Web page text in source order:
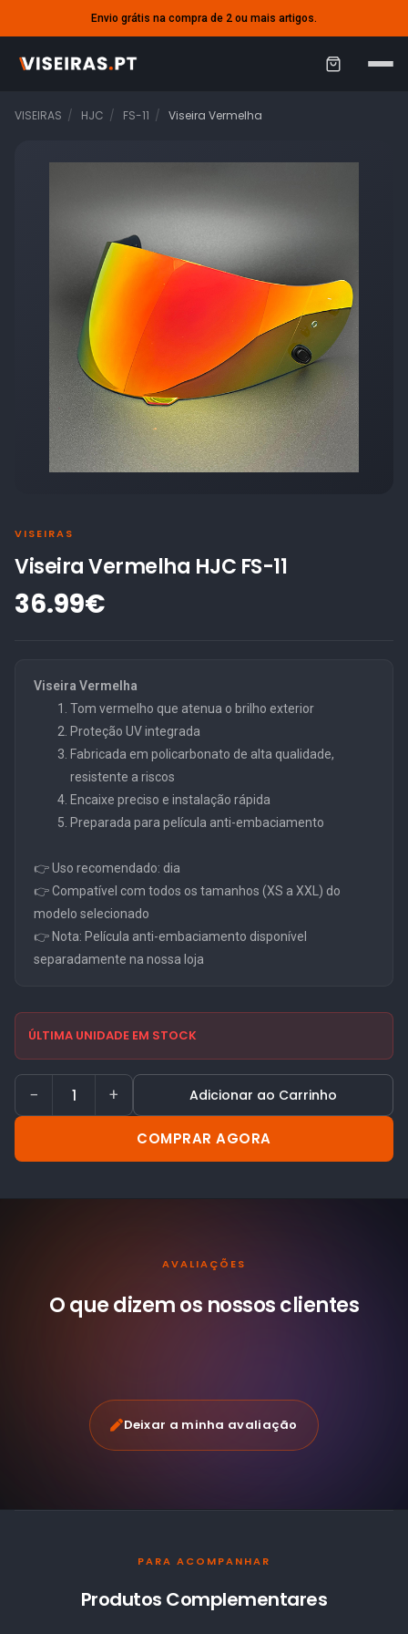
Envio grátis na compra de 2 ou mais artigos.
C
r
VISEIRAS HJC FS-11 Viseira Vermelha
VISEIRAS
Viseira Vermelha HJC FS-11
36.99€
Viseira Vermelha
Tom vermelho que atenua o brilho exterior
Proteção UV integrada
Fabricada em policarbonato de alta qualidade,
resistente a riscos
Encaixe preciso e instalação rápida
Preparada para película anti-embaciamento
👉 Uso recomendado: dia
👉 Compatível com todos os tamanhos (XS a XXL) do
modelo selecionado
👉 Nota: Película anti-embaciamento disponível
separadamente na nossa loja
ÚLTIMA UNIDADE EM STOCK
− + Adicionar ao Carrinho
COMPRAR AGORA
AVALIAÇÕES
O que dizem os nossosclientes
Deixar a minha avaliação
PARA ACOMPANHAR
Produtos Complementares